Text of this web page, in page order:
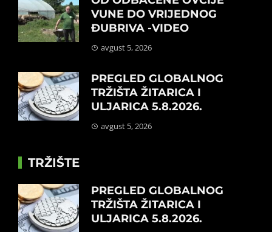
VUNE DO VRIJEDNOG
ĐUBRIVA -VIDEO
avgust 5, 2026
PREGLED GLOBALNOG
TRŽIŠTA ŽITARICA I
ULJARICA 5.8.2026.
avgust 5, 2026
TRŽIŠTE
PREGLED GLOBALNOG
TRŽIŠTA ŽITARICA I
ULJARICA 5.8.2026.